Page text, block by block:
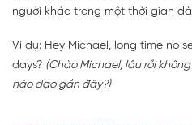
người khác trong một thời gian
Ví dụ: Hey Michael, long time no
days? (Chào Michael, lâu rồi
nào dạo gần đây?)